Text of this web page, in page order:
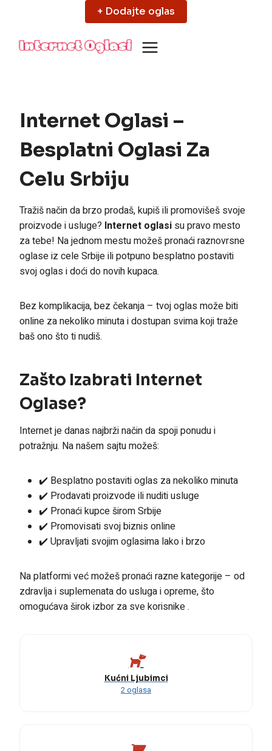
content
+ Dodajte oglas
Internet Oglasi –
Besplatni Oglasi Za
Celu Srbiju
Tražiš način da brzo prodaš, kupiš ili promovišeš svoje
proizvode i usluge? Internet oglasi su pravo mesto
za tebe! Na jednom mestu možeš pronaći raznovrsne
oglase iz cele Srbije ili potpuno besplatno postaviti
svoj oglas i doći do novih kupaca.
Bez komplikacija, bez čekanja – tvoj oglas može biti
online za nekoliko minuta i dostupan svima koji traže
baš ono što ti nudiš.
Zašto Izabrati Internet
Oglase?
Internet je danas najbrži način da spoji ponudu i
potražnju. Na našem sajtu možeš:
✔️ Besplatno postaviti oglas za nekoliko minuta
✔️ Prodavati proizvode ili nuditi usluge
✔️ Pronaći kupce širom Srbije
✔️ Promovisati svoj biznis online
✔️ Upravljati svojim oglasima lako i brzo
Na platformi već možeš pronaći razne kategorije – od
zdravlja i suplemenata do usluga i opreme, što
omogućava širok izbor za sve korisnike .
Kućni Ljubimci
2 oglasa